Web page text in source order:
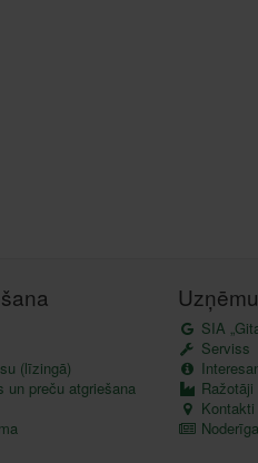
(līzingā)
un preču atgriešana
SIA
Serviss
Ražotāji
Kontakti